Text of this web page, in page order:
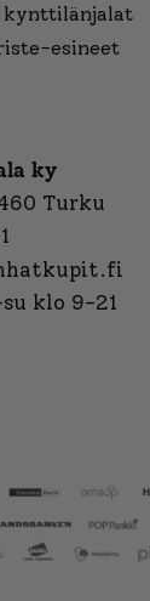
kynttilänjalat
esineet
ky
Turku
klo 9-21